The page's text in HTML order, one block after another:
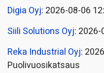
Digia Oyj: 2026-08-06
Siili Solutions Oyj:
Reka Industrial Oyj:
Puolivuosikatsaus